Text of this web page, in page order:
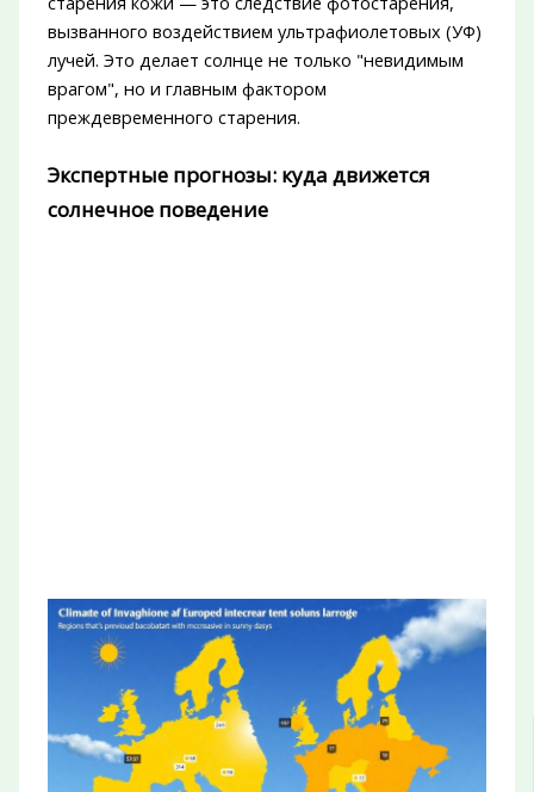
вызванного воздействием ультрафиолетовых (УФ)
лучей. Это делает солнце не только "невидимым
врагом", но и главным фактором
преждевременного старения.
Экспертные прогнозы: куда движется
солнечное поведение